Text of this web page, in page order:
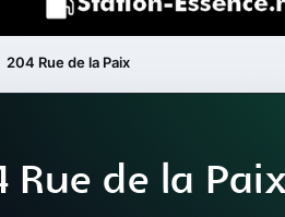
204 Rue de la Paix
de la